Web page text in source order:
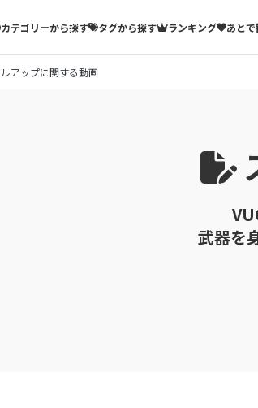
カテゴリーから探す タグから探す ランキング あとで
アップに関する動画
武器を